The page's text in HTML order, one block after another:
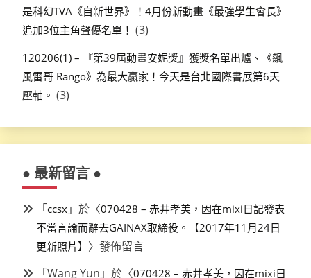
是科幻TVA《自新世界》！4月份新動畫《最強學生會長》
追加3位主角聲優名單！ (3)
120206(1) – 『第39屆動畫安妮獎』獲獎名單出爐、《飆
風雷哥 Rango》為最大贏家！今天是台北國際書展第6天
壓軸。 (3)
● 最新留言 ●
「ccsx 」於〈070428 – 赤井孝美，因在mixi日記發表
不當言論而辭去GAINAX取締役。【2017年11月24日
更新照片】 〉發佈留言
「Wang Yun 」於〈070428 – 赤井孝美，因在mixi日